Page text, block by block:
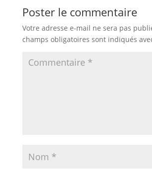
Poster le commentaire
Votre adresse e-mail ne sera pas
champs obligatoires sont indiqués